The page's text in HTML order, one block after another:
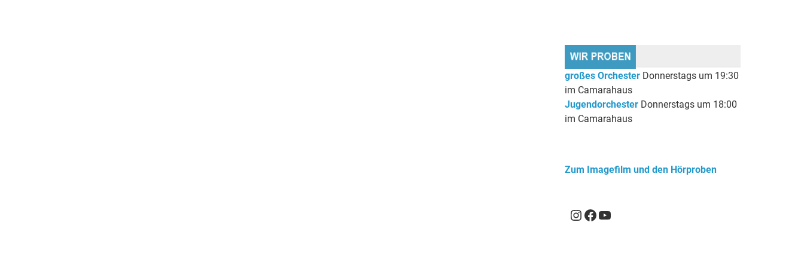
großes Orchester Donnerstags um 19:30
im Camarahaus
Jugendorchester Donnerstags um 18:00
im Camarahaus
Zum Imagefilm und den Hörproben
Instagram
Facebook
YouTube